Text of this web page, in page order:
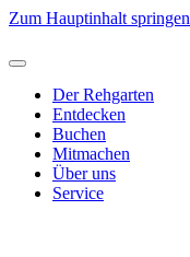
Zum Hauptinhalt springen
Der Rehgarten
Entdecken
Buchen
Mitmachen
Über uns
Service